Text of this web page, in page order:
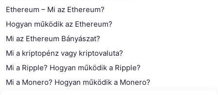
Ethereum – Mi az Ethereum?
Hogyan működik az Ethereum?
Mi az Ethereum Bányászat?
Mi a kriptopénz vagy kriptovaluta?
Mi a Ripple? Hogyan működik a Ripple?
Mi a Monero? Hogyan működik a Monero?